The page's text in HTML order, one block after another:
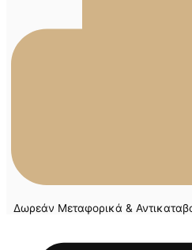
Δωρεάν Μεταφορικά &